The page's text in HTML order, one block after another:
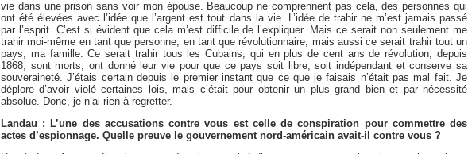
vie dans une prison sans voir mon épouse. Beaucoup ne comprennent pas cela, des personnes qui
ont été élevées avec l’idée que l’argent est tout dans la vie. L’idée de trahir ne m’est jamais passé
par l’esprit. C’est si évident que cela m’est difficile de l’expliquer. Mais ce serait non seulement me
trahir moi-même en tant que personne, en tant que révolutionnaire, mais aussi ce serait trahir tout un
pays, ma famille. Ce serait trahir tous les Cubains, qui en plus de cent ans de révolution, depuis
1868, sont morts, ont donné leur vie pour que ce pays soit libre, soit indépendant et conserve sa
souveraineté. J’étais certain depuis le premier instant que ce que je faisais n’était pas mal fait. Je
déplore d’avoir violé certaines lois, mais c’était pour obtenir un plus grand bien et par nécessité
absolue. Donc, je n’ai rien à regretter.
Landau : L’une des accusations contre vous est celle de conspiration pour commettre des
actes d’espionnage. Quelle preuve le gouvernement nord-américain avait-il contre vous ?